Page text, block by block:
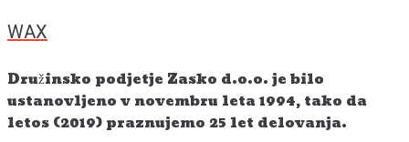
WAX
Družinsko podjetje Zasko d.o.o. je bilo
ustanovljeno v novembru leta 1994, tako da
letos (2019) praznujemo 25 let delovanja.